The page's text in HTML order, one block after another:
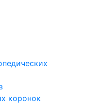
коронок